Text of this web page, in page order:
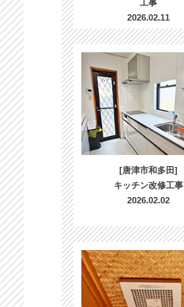
工事
2026.02.11
[唐津市和多田]
キッチン改修工事
2026.02.02